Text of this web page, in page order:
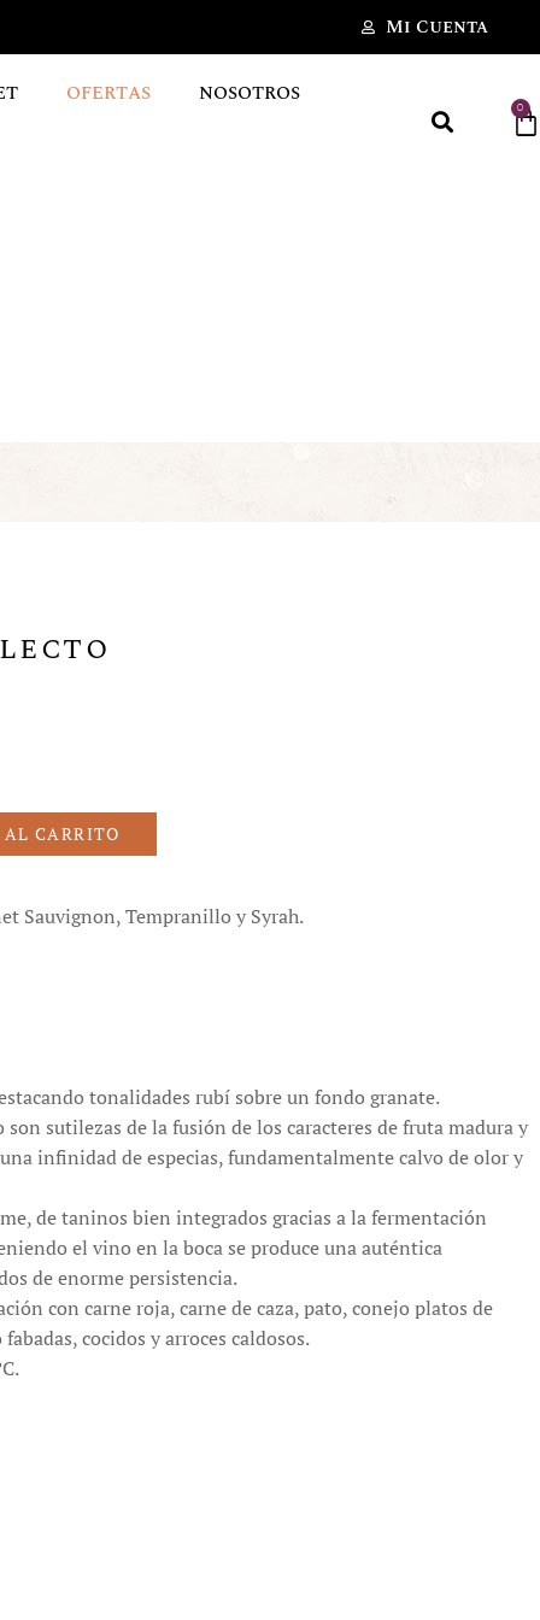
Mi Cuenta
OFERTAS NOSOTROS 0
CARRITO
Sauvignon, Tempranillo y Syrah.
tonalidades rubí sobre un fondo granate.
sutilezas de la fusión de los caracteres de fruta madura y
infinidad de especias, fundamentalmente calvo de olor y
de taninos bien integrados gracias a la fermentación
el vino en la boca se produce una auténtica
de enorme persistencia.
con carne roja, carne de caza, pato, conejo platos de
cocidos y arroces caldosos.